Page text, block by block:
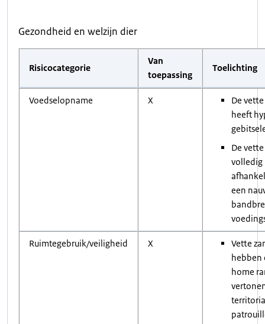
Gezondheid en welzijn dier
Risicocategorie
Van
toepassing
Toelichting
Voedselopname X
De
heeft
De
volledig
een
Ruimtegebruik/veiligheid X
Vette
hebben
home